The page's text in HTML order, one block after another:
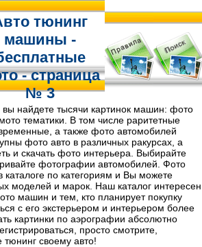
тюнинг
машины -
- страница
№ 3
найдете тысячи картинок машин: фото
тематики. В том числе раритетные
а также фото автомобилей
фото авто в различных ракурсах, а
и скачать фото интерьера. Выбирайте
фотографии автомобилей. Фото
по категориям и Вы можете
моделей и марок. Наш каталог интересен
машин и тем, кто планирует покупку
с его экстерьером и интерьером более
картинки по аэрографии абсолютно
просто смотрите,
своему авто!